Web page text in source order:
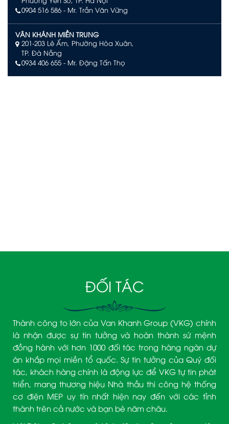
0904 516 586 - Mr. Trần Văn Vững
VÂN KHÁNH MIỀN TRUNG
201-203 Lê Ấm, Phường Hòa Xuân,
TP. Đà Nẵng
0934 406 655 - Mr. Đặng Tấn Thọ
ĐỐI TÁC
Thành công to lớn của Van Khanh Group (VKG) chính
là nhận được sự tin tưởng và hoàn thành sứ mệnh
đồng hành với hơn 1000 đối tác trong hàng ngàn dự
án khắp mọi miền tổ quốc. Sự tin tưởng của Quý đối
tác, khách hàng chính là động lực để VKG tự tin phát
triển, mang thương hiệu Nhà thầu thi công hệ thống
cơ điện MEP uy tín nhất hiện nay đến với các tỉnh
thành trên cả nước và bạn bè năm châu.